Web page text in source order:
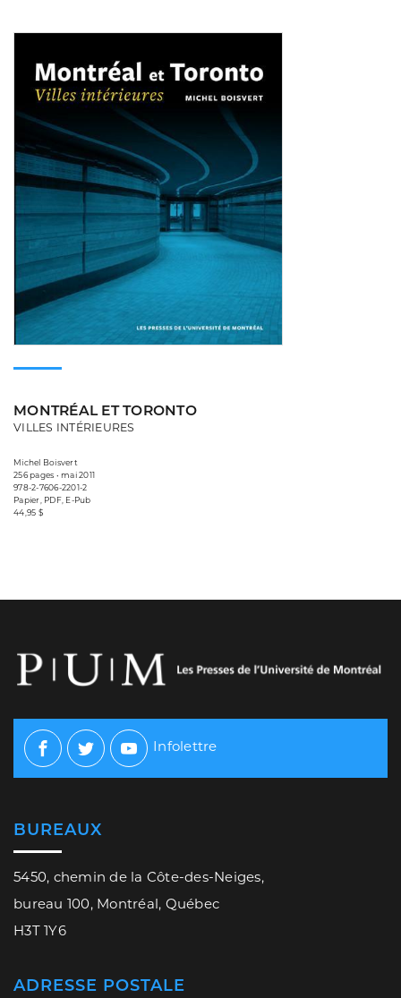
MONTRÉAL ET TORONTO
VILLES INTÉRIEURES
Michel Boisvert
256 pages • mai 2011
978-2-7606-2201-2
Papier, PDF, E-Pub
44,95 $
Facebook
TwitterYoutube
Infolettre
BUREAUX
5450, chemin de la Côte-des-Neiges,
bureau 100, Montréal, Québec
H3T 1Y6
ADRESSE POSTALE